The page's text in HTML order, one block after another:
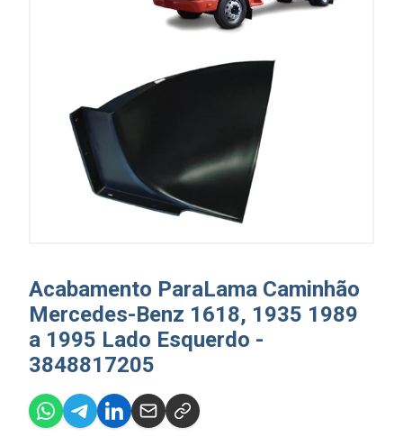
Acabamento ParaLama Caminhão
Mercedes-Benz 1618, 1935 1989
a 1995 Lado Esquerdo -
3848817205